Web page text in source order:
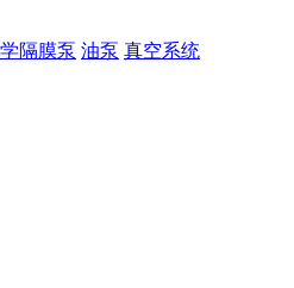
隔膜泵 油泵 真空系统